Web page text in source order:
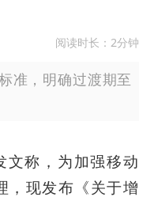
阅读时长： 2分钟
准，明确过渡期至
文称，为加强移动
，现发布《关于增